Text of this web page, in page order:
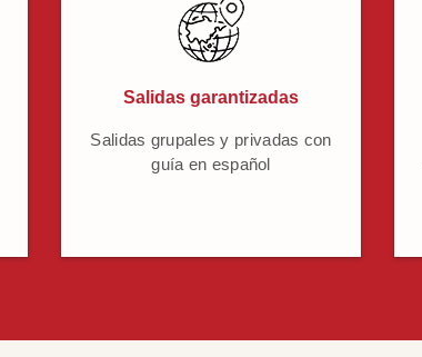
Salidas garantizadas
Salidas grupales y privadas con
guía en español